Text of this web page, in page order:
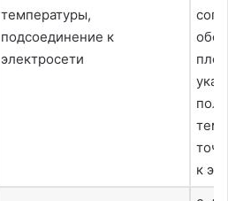
температуры,
подсоединение к
электросети
к